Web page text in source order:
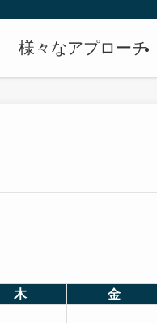
様々なアプローチ
木 金